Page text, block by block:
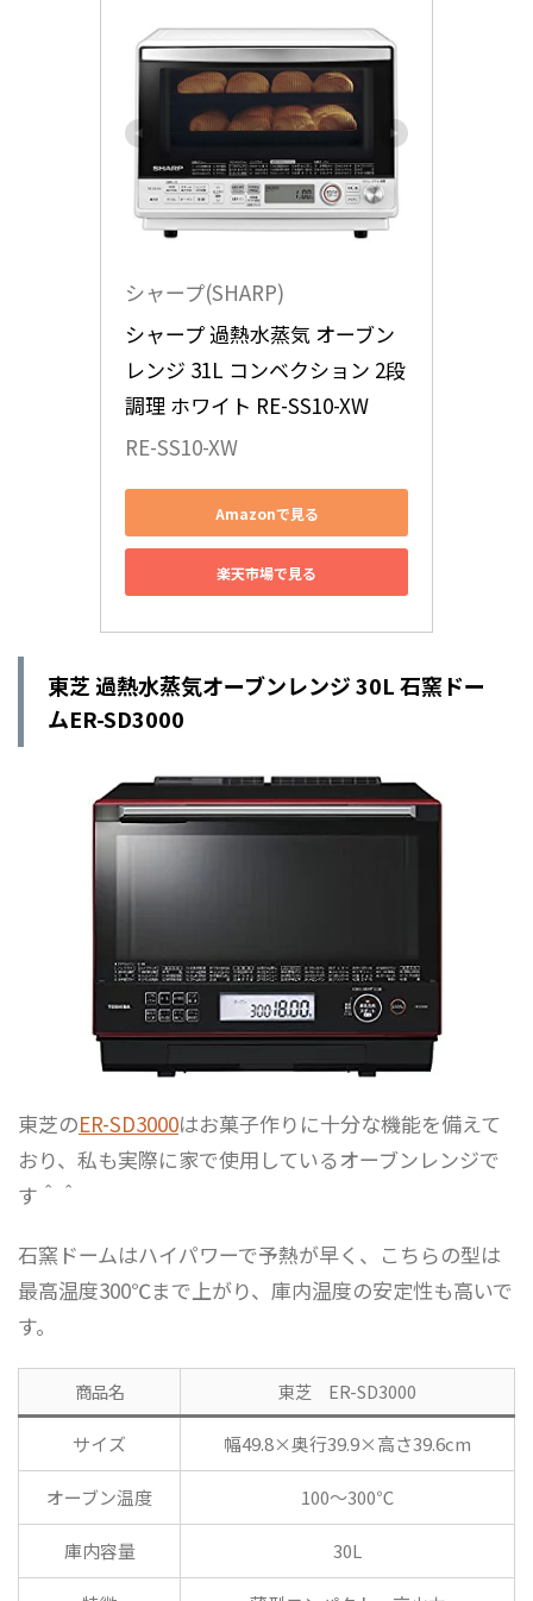
シャープ(SHARP)
シャープ 過熱水蒸気 オーブン
レンジ 31L コンベクション 2段
調理 ホワイト RE-SS10-XW
RE-SS10-XW
Amazonで見る
楽天市場で見る
東芝 過熱水蒸気オーブンレンジ 30L 石窯ドー
ムER-SD3000
東芝のER-SD3000はお菓子作りに十分な機能を備えて
おり、私も実際に家で使用しているオーブンレンジで
す＾＾
石窯ドームはハイパワーで予熱が早く、こちらの型は
最高温度300℃まで上がり、庫内温度の安定性も高いで
す。
商品名 東芝 ER-SD3000
サイズ 幅49.8×奥行39.9×高さ39.6cm
オーブン温度 100～300℃
庫内容量 30L